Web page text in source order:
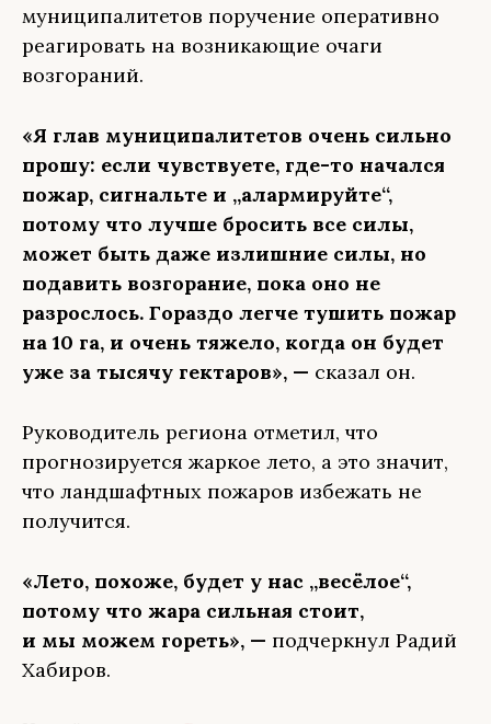
муниципалитетов поручение оперативно
реагировать на возникающие очаги
возгораний.
«Я глав муниципалитетов очень сильно
прошу: если чувствуете, где-то начался
пожар, сигнальте и „алармируйте“,
потому что лучше бросить все силы,
может быть даже излишние силы, но
подавить возгорание, пока оно не
разрослось. Гораздо легче тушить пожар
на 10 га, и очень тяжело, когда он будет
уже за тысячу гектаров», — сказал он.
Руководитель региона отметил, что
прогнозируется жаркое лето, а это значит,
что ландшафтных пожаров избежать не
получится.
«Лето, похоже, будет у нас „весёлое“,
потому что жара сильная стоит,
и мы можем гореть», — подчеркнул Радий
Хабиров.